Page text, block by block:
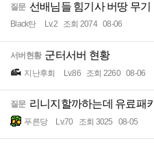
질문 선배님들 힘기사 버땅 무기
Black탄 Lv.2 조회 2074 08-06
서버현황 군터서버 현황
지난후회 Lv.86 조회 2260 08-06
질문 리니지할까하는데 유료패
푸른당 Lv.70 조회 3025 08-05